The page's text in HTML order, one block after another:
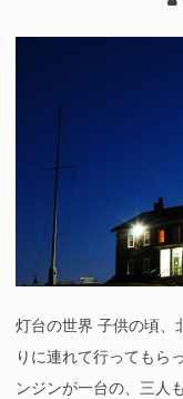
灯台の世界 子供の頃、
りに連れて行ってもら
ンジンが一台の、三人